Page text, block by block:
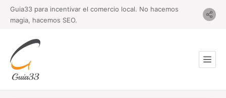
Guia33 para incentivar el comercio local. No hacemos
magia, hacemos SEO.